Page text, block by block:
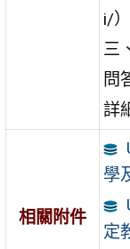
i/
三
問
詳
相關附件
學
定